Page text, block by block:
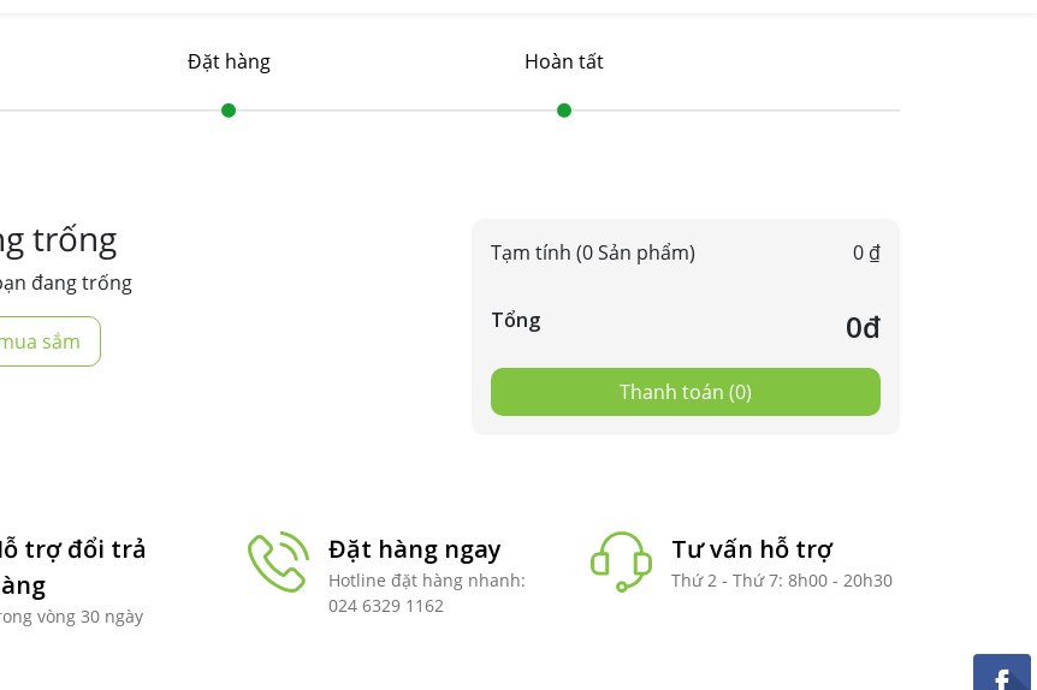
Đặt hàng Hoàn tất
trống
đang trống
sắm
Tạm tính (0 Sản phẩm) 0 ₫
Tổng 0đ
Thanh toán (0)
trợ đổi trả
vòng 30 ngày
Đặt hàng ngay
Hotline đặt hàng nhanh:
024 6329 1162
Tư vấn hỗ trợ
Thứ 2 - Thứ 7: 8h00 - 20h30